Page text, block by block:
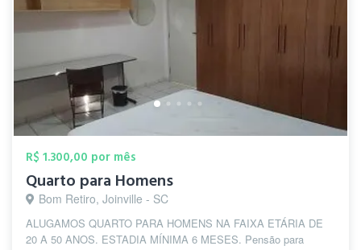
R$ 1.300,00 por mês
Quarto para Homens
Bom Retiro, Joinville - SC
ALUGAMOS QUARTO PARA HOMENS NA FAIXA ETÁRIA DE
20 A 50 ANOS. ESTADIA MÍNIMA 6 MESES. Pensão para